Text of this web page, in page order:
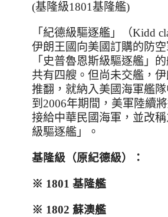
(基隆級1801基隆艦)
「紀德級驅逐艦」（Kidd
伊朗王國向美國訂購的防
「史普魯恩斯級驅逐艦」
共有四艘。但尚未交艦，伊
推翻，就納入美國海軍艦隊
到 2006年期間，美軍陸續
接給中華民國海軍，並改
級驅逐艦」。
基隆級（原紀德級）：
※ 1801 基隆艦
※ 1802 蘇澳艦